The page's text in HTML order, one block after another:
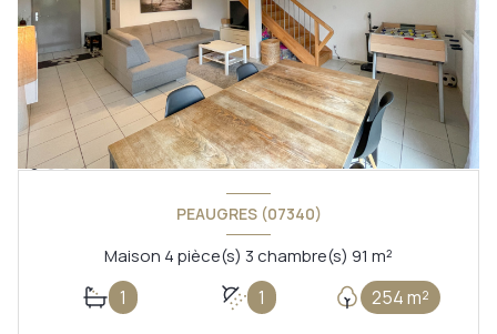
PEAUGRES (07340)
Maison 4 pièce(s) 3 chambre(s) 91 m²
1 1 254 m²